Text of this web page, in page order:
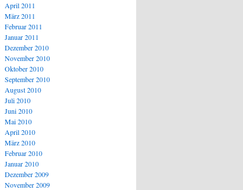
April 2011
März 2011
Februar 2011
Januar 2011
Dezember 2010
November 2010
Oktober 2010
September 2010
August 2010
Juli 2010
Juni 2010
Mai 2010
April 2010
März 2010
Februar 2010
Januar 2010
Dezember 2009
November 2009